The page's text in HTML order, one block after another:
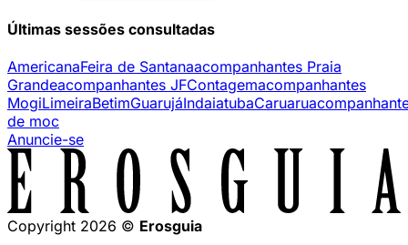
Últimas sessões consultadas
AmericanaFeira de Santanaacompanhantes Praia
Grandeacompanhantes JFContagemacompanhantes
MogiLimeiraBetimGuarujáIndaiatubaCaruaru
de moc
Anuncie-se
Copyright 2026 © Erosguia